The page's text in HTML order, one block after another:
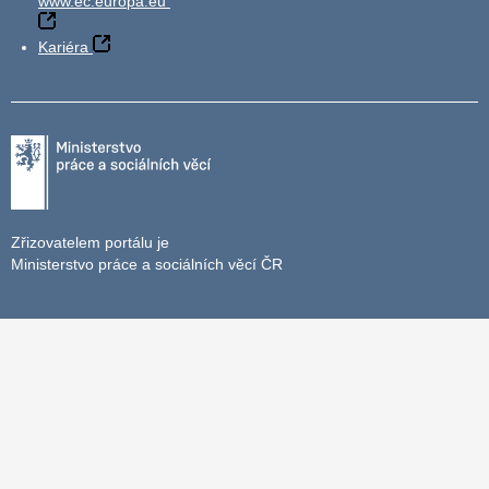
Kariéra
Zřizovatelem portálu je
Ministerstvo práce a sociálních věcí ČR